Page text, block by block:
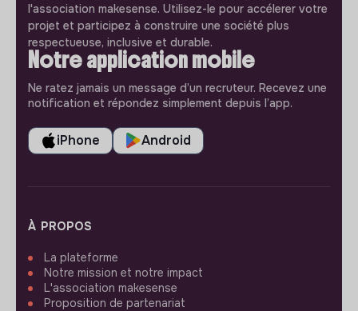
l'association makesense. Utilisez-le pour accélerer votre
projet et participez à construire une société plus
respectueuse, inclusive et durable.
Notre application mobile
Ne ratez jamais un message d’un recruteur. Recevez une
notification et répondez simplement depuis l’app.
iPhone Android
À PROPOS
La plateforme
Notre mission et notre impact
L'association makesense
Proposition de partenariat